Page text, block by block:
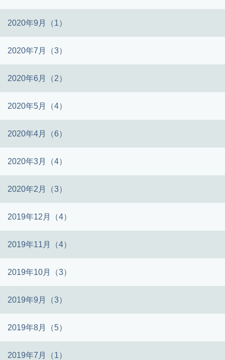
2020年9月（1）
2020年7月（3）
2020年6月（2）
2020年5月（4）
2020年4月（6）
2020年3月（4）
2020年2月（3）
2019年12月（4）
2019年11月（4）
2019年10月（3）
2019年9月（3）
2019年8月（5）
2019年7月（1）